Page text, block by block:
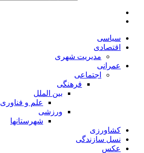
سیاسی
اقتصادی
مدیریت شهری
عمرانی
اجتماعی
فرهنگی
بین الملل
علم و فناوری
ورزشی
شهرستانها
کشاورزی
نسل سازندگی
عکس